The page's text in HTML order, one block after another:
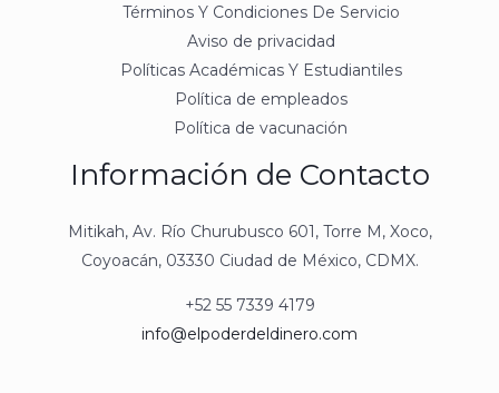
Términos Y Condiciones De Servicio
Aviso de privacidad
Políticas Académicas Y Estudiantiles
Política de empleados
Política de vacunación
Información de Contacto
Mitikah, Av. Río Churubusco 601, Torre M, Xoco,
Coyoacán, 03330 Ciudad de México, CDMX.
+52 55 7339 4179
info@elpoderdeldinero.com